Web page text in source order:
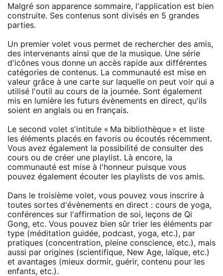
Malgré son apparence sommaire, l'application est bien
construite. Ses contenus sont divisés en 5 grandes
parties.
Un premier volet vous permet de rechercher des amis,
des intervenants ainsi que de la musique. Une série
d'icônes vous donne un accès rapide aux différentes
catégories de contenus. La communauté est mise en
valeur grâce à une carte sur laquelle on peut voir qui a
utilisé l'outil au cours de la journée. Sont également
mis en lumière les futurs évènements en direct, qu'ils
soient en anglais ou en français.
Le second volet s'intitule « Ma bibliothèque » et liste
les éléments placés en favoris ou écoutés récemment.
Vous avez également la possibilité de consulter des
cours ou de créer une playlist. Là encore, la
communauté est mise à l'honneur puisque vous
pouvez également écouter les playlists de vos amis.
Dans le troisième volet, vous pouvez vous inscrire à
toutes sortes d'évènements en direct : cours de yoga,
conférences sur l'affirmation de soi, leçons de Qi
Gong, etc. Vous pouvez bien sûr trier les éléments par
type (méditation guidée, podcast, yoga, etc.), par
pratiques (concentration, pleine conscience, etc.), mais
aussi par origines (scientifique, New Age, laïque, etc.)
et avantages (mieux dormir, guérir, contenu pour les
enfants, etc.).